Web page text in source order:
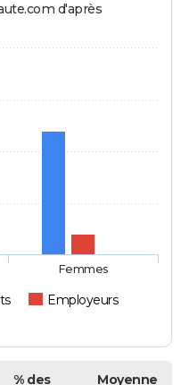
d'après
Employeurs
Femmes
% des Moyenne